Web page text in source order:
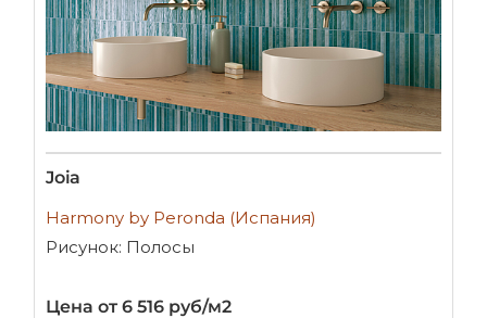
Joia
Harmony by Peronda (Испания)
Рисунок: Полосы
Цена от 6 516 руб/м2